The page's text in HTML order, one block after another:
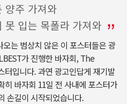
양주 가져와
못 입는 목폴라 가져와
는 범상치 않은 이 포스터들은 광
가 진행한 바자회, The
입니다. 과연 광고인답게 재기발
히 바자회 11일 전 사내에 포스터가
손길이 시작되었습니다.